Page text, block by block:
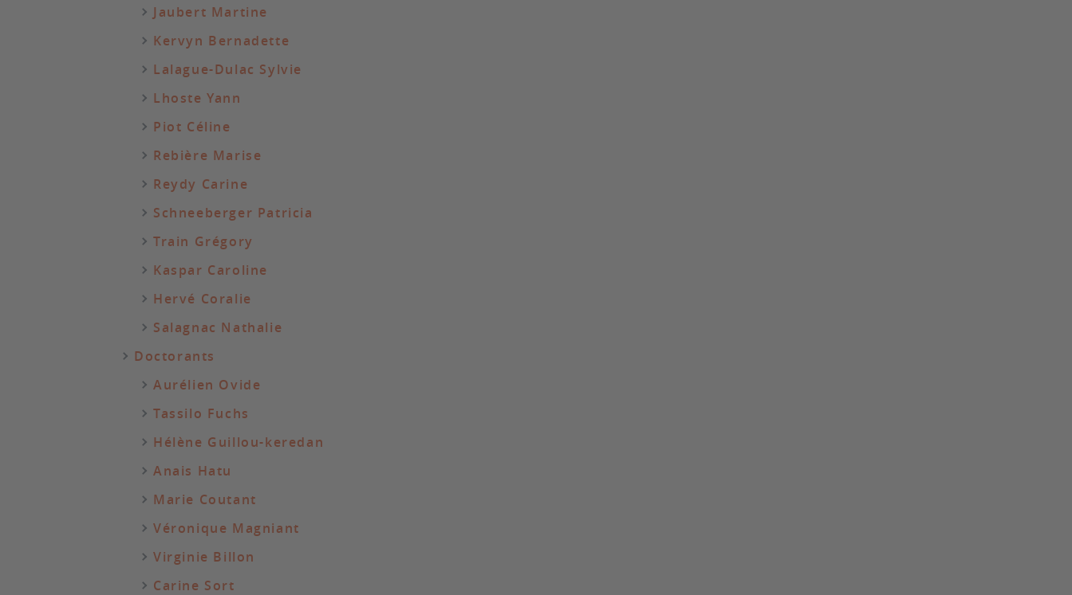
Jaubert Martine
Kervyn Bernadette
Lalague-Dulac Sylvie
Lhoste Yann
Piot Céline
Rebière Marise
Reydy Carine
Schneeberger Patricia
Train Grégory
Kaspar Caroline
Hervé Coralie
Salagnac Nathalie
Doctorants
Aurélien Ovide
Tassilo Fuchs
Hélène Guillou-keredan
Anais Hatu
Marie Coutant
Véronique Magniant
Virginie Billon
Carine Sort